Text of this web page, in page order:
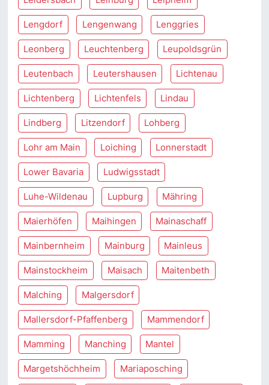
Lengdorf Lengenwang Lenggries
Leonberg Leuchtenberg Leupoldsgrün
Leutenbach Leutershausen Lichtenau
Lichtenberg Lichtenfels Lindau
Lindberg Litzendorf Lohberg
Lohr am Main Loiching Lonnerstadt
Lower Bavaria Ludwigsstadt
Luhe-Wildenau Lupburg Mähring
Maierhöfen Maihingen Mainaschaff
Mainbernheim Mainburg Mainleus
Mainstockheim Maisach Maitenbeth
Malching Malgersdorf
Mallersdorf-Pfaffenberg Mammendorf
Mamming Manching Mantel
Margetshöchheim Mariaposching